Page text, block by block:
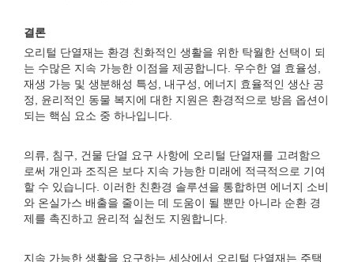
결론
오리털 단열재는 환경 친화적인 생활을 위한 탁월한 선택이 되
는 수많은 지속 가능한 이점을 제공합니다. 우수한 열 효율성,
재생 가능 및 생분해성 특성, 내구성, 에너지 효율적인 생산 공
정, 윤리적인 동물 복지에 대한 지원은 환경적으로 방음 옵션이
되는 핵심 요소 중 하나입니다.
의류, 침구, 건물 단열 요구 사항에 오리털 단열재를 고려함으
로써 개인과 조직은 보다 지속 가능한 미래에 적극적으로 기여
할 수 있습니다. 이러한 친환경 솔루션을 통합하면 에너지 소비
와 온실가스 배출을 줄이는 데 도움이 될 뿐만 아니라 순환 경
제를 촉진하고 윤리적 실천도 지원합니다.
지속 가능한 생활을 요구하는 세상에서 오리털 단열재는 주택